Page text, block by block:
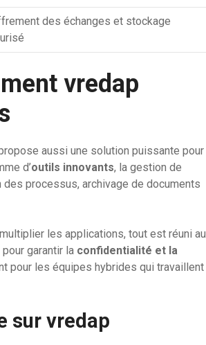
des échanges et stockage
vredap
aussi une solution puissante pour
d’outils innovants, la gestion de
processus, archivage de documents
les applications, tout est réuni au
garantir la confidentialité et la
pour les équipes hybrides qui travaillent
sur vredap